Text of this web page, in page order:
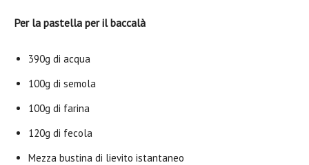
Per la pastella per il baccalà
390g di acqua
100g di semola
100g di farina
120g di fecola
Mezza bustina di lievito istantaneo